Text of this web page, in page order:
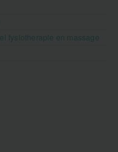
fysiotherapie en massage